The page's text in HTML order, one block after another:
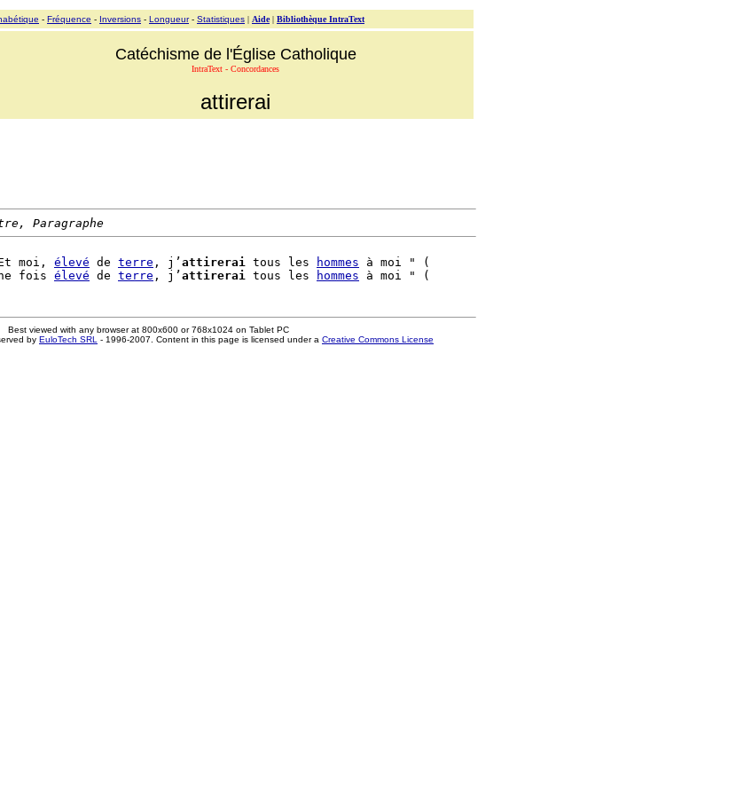
- Fréquence - Inversions - Longueur- Statistiques | Aide| Bibliothèque IntraText
Catéchisme de l'Église Catholique
IntraText - Concordances
attirerai
Paragraphe
moi, élevé de terre , j’ attirerai tous les hommes à moi " (
fois élevé de terre , j’ attirerai tous les hommes
Best viewed with any browser at 800x600 or 768x1024 on Tablet PC
by EuloTech SRL - 1996-2007. Content in this page is licensed under a Creative Commons License